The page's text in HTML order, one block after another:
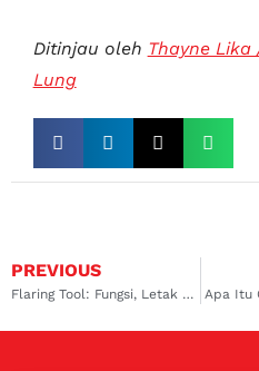
Ditinjau oleh Thayne Lika
Lung
PREVIOUS
Flaring Tool: Fungsi, Letak Penggunaan, dan Harganya